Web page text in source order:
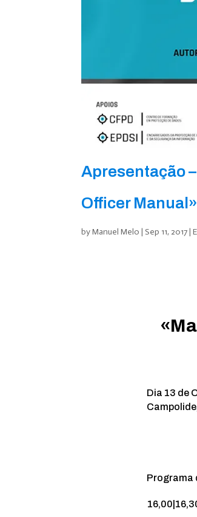
Apresentação
Officer Manual»
byManuel Melo | Sep 11, 2017 |
Dia 13 de
Programa